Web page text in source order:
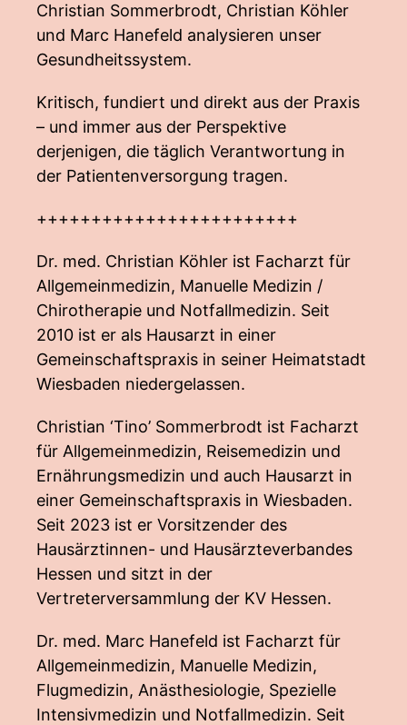
Christian Sommerbrodt, Christian Köhler
und Marc Hanefeld analysieren unser
Gesundheitssystem.
Kritisch, fundiert und direkt aus der Praxis
– und immer aus der Perspektive
derjenigen, die täglich Verantwortung in
der Patientenversorgung tragen.
++++++++++++++++++++++++
Dr. med. Christian Köhler ist Facharzt für
Allgemeinmedizin, Manuelle Medizin /
Chirotherapie und Notfallmedizin. Seit
2010 ist er als Hausarzt in einer
Gemeinschaftspraxis in seiner Heimatstadt
Wiesbaden niedergelassen.
Christian ‘Tino’ Sommerbrodt ist Facharzt
für Allgemeinmedizin, Reisemedizin und
Ernährungsmedizin und auch Hausarzt in
einer Gemeinschaftspraxis in Wiesbaden.
Seit 2023 ist er Vorsitzender des
Hausärztinnen- und Hausärzteverbandes
Hessen und sitzt in der
Vertreterversammlung der KV Hessen.
Dr. med. Marc Hanefeld ist Facharzt für
Allgemeinmedizin, Manuelle Medizin,
Flugmedizin, Anästhesiologie, Spezielle
Intensivmedizin und Notfallmedizin. Seit